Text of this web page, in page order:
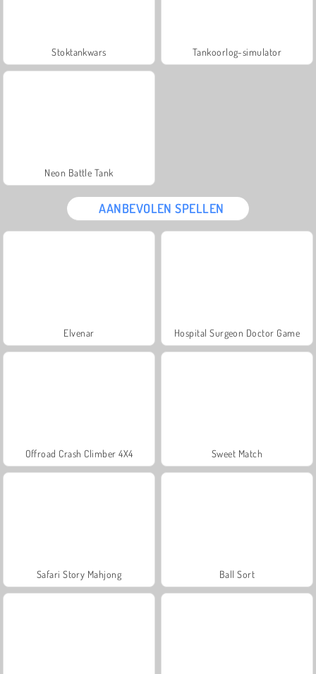
Stoktankwars Tankoorlog-simulator
Neon Battle Tank
AANBEVOLEN SPELLEN
Elvenar Hospital Surgeon Doctor Game
Offroad Crash Climber 4X4 Sweet Match
Safari Story Mahjong Ball Sort